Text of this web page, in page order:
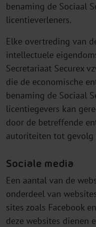
benaming de Sociaal
licentieverleners.
Elke overtreding van
intellectuele
Secretariaat Securex
die de economische
benaming de Sociaal
licentiegevers kan
door de betreffende
autoriteiten tot gevolg
Sociale media
Een aantal van de
onderdeel van
sites zoals Facebook
deze websites dienen